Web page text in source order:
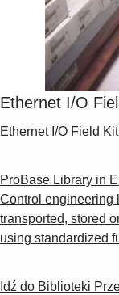
Ethernet I/O
Ethernet I/O Field Kit
ProBase Library in
Control engineering
transported, stored
using standardized
Idź do Biblioteki